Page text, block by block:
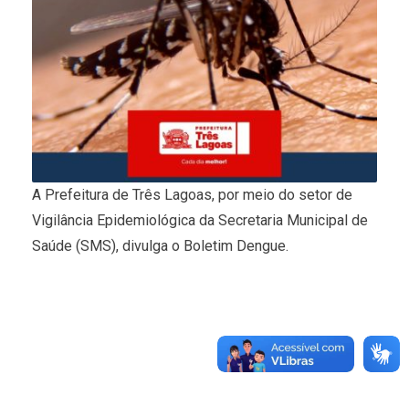
A Prefeitura de Três Lagoas, por meio do setor de
Vigilância Epidemiológica da Secretaria Municipal de
Saúde (SMS), divulga o Boletim Dengue.